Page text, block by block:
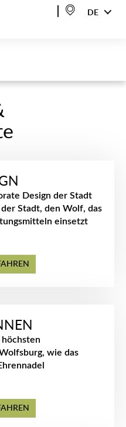
DE
Design der Stadt
Stadt, den Wolf, das
einsetzt
höchsten
wie das